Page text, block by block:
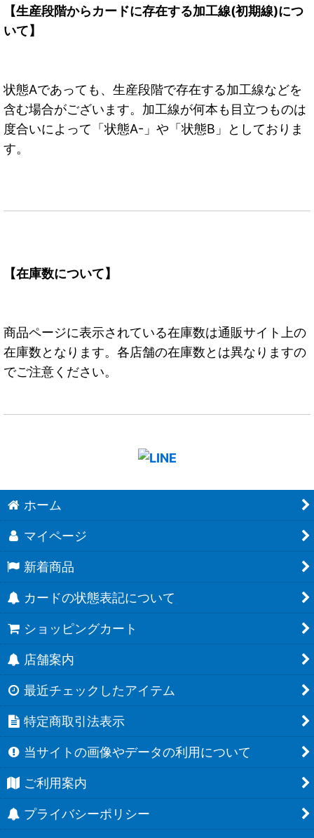
【生産段階からカードに存在する加工線(初期線)につ
いて】
状態Aであっても、生産段階で存在する加工線などを
含む場合がございます。加工線が何本も目立つものは
度合いによって「状態A-」や「状態B」としておりま
す。
【在庫数について】
商品ページに表示されている在庫数は通販サイト上の
在庫数となります。各店舗の在庫数とは異なりますの
でご注意ください。
ホーム
マイページ
新着商品
カードの状態表記について
ショッピングカート
店舗案内
最近チェックしたアイテム
特定商取引法表示
当サイトの画像やデータの利用について
ご利用案内
プライバシーポリシー